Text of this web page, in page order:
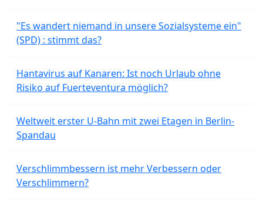
"Es wandert niemand in unsere Sozialsysteme ein"
(SPD) : stimmt das?
Hantavirus auf Kanaren: Ist noch Urlaub ohne
Risiko auf Fuerteventura möglich?
Weltweit erster U-Bahn mit zwei Etagen in Berlin-
Spandau
Verschlimmbessern ist mehr Verbessern oder
Verschlimmern?